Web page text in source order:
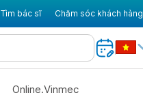
Tìm bác sĩ Chăm sóc khách hàng
Online.Vinmec